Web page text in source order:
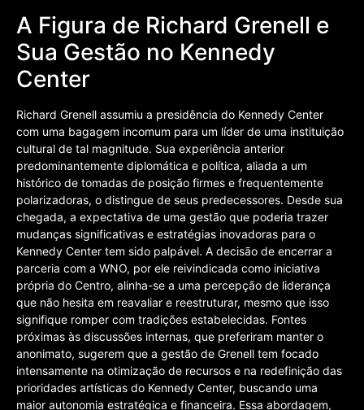
A Figura de Richard Grenell e
Sua Gestão no Kennedy
Center
Richard Grenell assumiu a presidência do Kennedy Center
com uma bagagem incomum para um líder de uma instituição
cultural de tal magnitude. Sua experiência anterior
predominantemente diplomática e política, aliada a um
histórico de tomadas de posição firmes e frequentemente
polarizadoras, o distingue de seus predecessores. Desde sua
chegada, a expectativa de uma gestão que poderia trazer
mudanças significativas e estratégias inovadoras para o
Kennedy Center tem sido palpável. A decisão de encerrar a
parceria com a WNO, por ele reivindicada como iniciativa
própria do Centro, alinha-se a uma percepção de liderança
que não hesita em reavaliar e reestruturar, mesmo que isso
signifique romper com tradições estabelecidas. Fontes
próximas às discussões internas, que preferiram manter o
anonimato, sugerem que a gestão de Grenell tem focado
intensamente na otimização de recursos e na redefinição das
prioridades artísticas do Kennedy Center, buscando uma
maior autonomia estratégica e financeira. Essa abordagem,